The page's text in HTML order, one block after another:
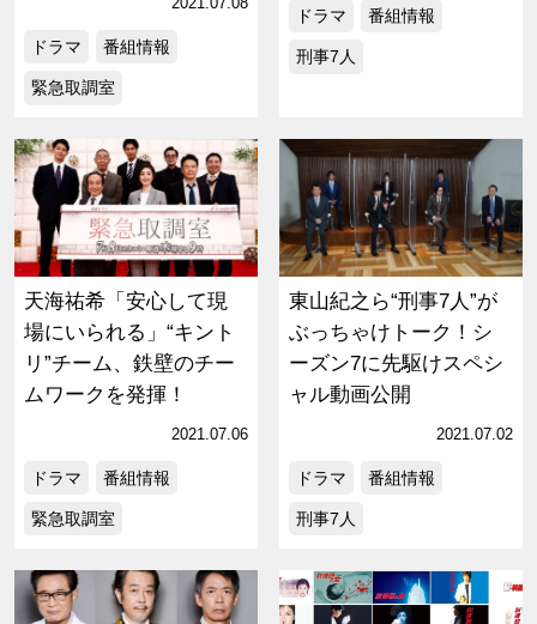
ドラマ 番組情報
緊急取調室
ドラマ 番組情報
刑事7人
天海祐希「安心して現
場にいられる」“キント
リ”チーム、鉄壁のチー
ムワークを発揮！
2021.07.06
ドラマ 番組情報
緊急取調室
東山紀之ら“刑事7人”が
ぶっちゃけトーク！シ
ーズン7に先駆けスペシ
ャル動画公開
2021.07.02
ドラマ 番組情報
刑事7人